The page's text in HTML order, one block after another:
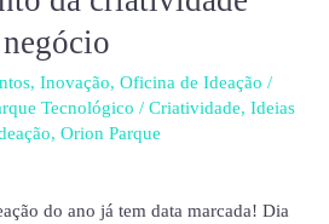
, Inovação, Oficina de Ideação /
Tecnológico / Criatividade, Ideias
, Orion Parque
do ano já tem data marcada! Dia